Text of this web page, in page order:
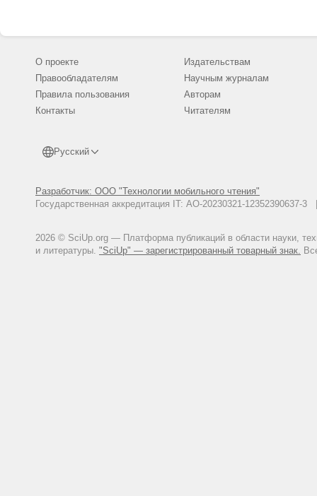
О проекте
Правообладателям
Правила пользования
Контакты
Русский
Разработчик: ООО "Технологии мобильного чтения"
Государственная аккредитация IT: АО-20230321-
2026 © SciUp.org — Платформа публикаций в области науки,
и литературы. "SciUp" — зарегистрированный товарный знак.
Издательствам
Научным журналам
Авторам
Читателям